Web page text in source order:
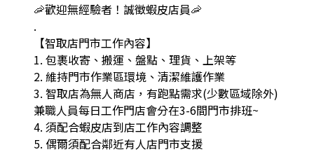
🦐歡迎無經驗者！誠徵蝦皮店員🦐
.
【智取店門市工作內容】
1. 包裹收寄、搬運、盤點、理貨、上架等
2. 維持門市作業區環境、清潔維護作業
3. 智取店為無人商店，有跑點需求(少數區域除外)
兼職人員每日工作門店會分在3-6間門市排班~
4. 須配合蝦皮店到店工作內容調整
5. 偶爾須配合鄰近有人店門市支援